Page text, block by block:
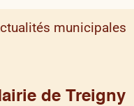
de Treigny
municipales